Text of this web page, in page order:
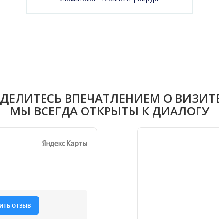
ВПЕЧАТЛЕНИЕМ О
МЫ ВСЕГДА ОТКРЫТЫ К ДИАЛОГУ